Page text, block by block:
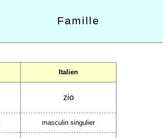
Famille
Italien
zio
masculin singulier